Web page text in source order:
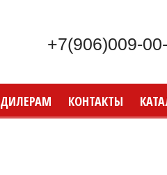
+7(906)009-
ДИЛЕРАМ КОНТАКТЫ